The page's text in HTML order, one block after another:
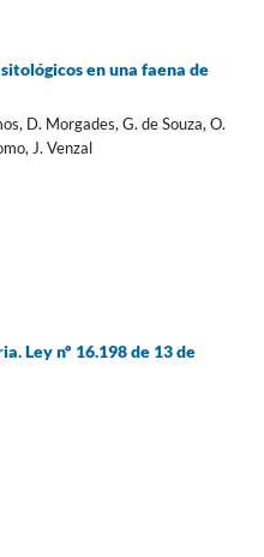
en una faena de
D. Morgades, G. de Souza, O.
J. Venzal
Ley nº 16.198 de 13 de